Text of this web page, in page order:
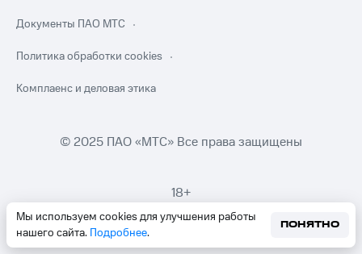
Мы используем cookies для улучшения работы
нашего сайта. Подробнее.
ПОНЯТНО
Документы ПАО МТС
Политика обработки cookies
Комплаенс и деловая этика
© 2025 ПАО «МТС» Все права защищены
18+